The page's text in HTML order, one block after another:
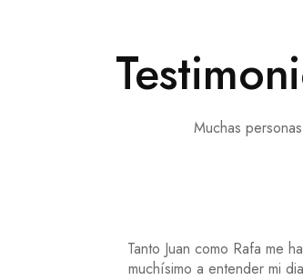
Muchas
Tanto Juan como Rafa me
muchísimo a entender mi